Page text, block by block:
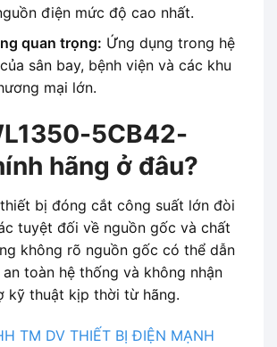
điện mức độ cao nhất.
quan trọng: Ứng dụng trong hệ
sân bay, bệnh viện và các khu
mại lớn.
5CB42-
hãng ở đâu?
bị đóng cắt công suất lớn đòi
tuyệt đối về nguồn gốc và chất
không rõ nguồn gốc có thể dẫn
toàn hệ thống và không nhận
kỹ thuật kịp thời từ hãng.
TM DV THIẾT BỊ ĐIỆN MẠNH